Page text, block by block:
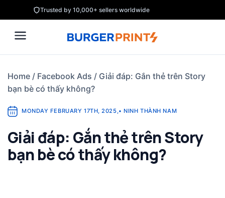
to
content
Trusted by 10,000+ sellers worldwide
Home / Facebook Ads / Giải đáp: Gắn thẻ trên Story
bạn bè có thấy không?
MONDAY FEBRUARY 17TH, 2025,• NINH THÀNH NAM
Giải đáp: Gắn thẻ trên Story
bạn bè có thấy không?